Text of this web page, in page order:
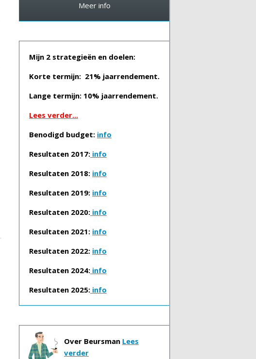
Meer info
Mijn 2 strategieën en doelen:
Korte termijn: 21% jaarrendement.
Lange termijn: 10% jaarrendement.
Lees verder...
Benodigd budget: info
Resultaten 2017: info
Resultaten 2018: info
Resultaten 2019: info
Resultaten 2020: info
Resultaten 2021: info
Resultaten 2022: info
Resultaten 2024: info
Resultaten 2025: info
Over Beursman Lees
verder